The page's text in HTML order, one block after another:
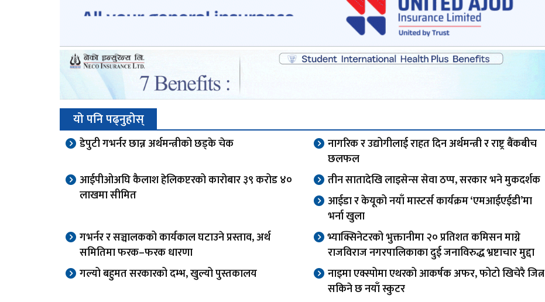
यो पनि पढ्नुहोस्
डेपुटी गभर्नर छान्न अर्थमन्त्रीको छड्के चेक
नागरिक र उद्योगीलाई राहत दिन अर्थमन्त्री र राष्ट्र बैंकबीच
छलफल
आईपीओअघि कैलाश हेलिकप्टरको कारोबार ३९ करोड ४०
लाखमा सीमित
तीन सातादेखि लाइसेन्स सेवा ठप्प, सरकार भने मुकदर्शक
आईडा र केयूको नयाँ मास्टर्स कार्यक्रम ‘एमआईएईडी’मा
भर्ना खुला
गभर्नर र सञ्चालकको कार्यकाल घटाउने प्रस्ताव, अर्थ
समितिमा फरक–फरक धारणा
भ्याक्सिनेटरको भुक्तानीमा २० प्रतिशत कमिसन माग्ने
राजविराज नगरपालिकाका दुई जनाविरुद्ध भ्रष्टाचार मुद्दा
गल्यो बहुमत सरकारको दम्भ, खुल्यो पुस्तकालय
नाइमा एक्स्पोमा एथरको आकर्षक अफर, फोटो खिचेरै जित्न
सकिने छ नयाँ स्कुटर